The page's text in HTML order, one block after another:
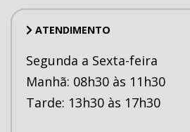
ATENDIMENTO
Segunda a Sexta-feira
Manhã: 08h30 às 11h30
Tarde: 13h30 às 17h30